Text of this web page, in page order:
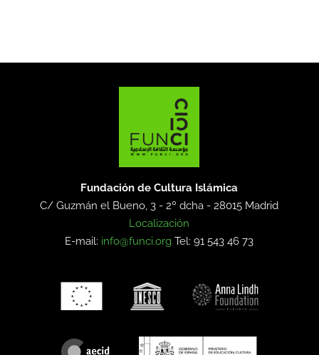
Fundación de Cultura Islámica
C/ Guzmán el Bueno, 3 - 2º dcha -28015 Madrid
Localización
E-mail: info@funci.org Tel: 91 543 46 73